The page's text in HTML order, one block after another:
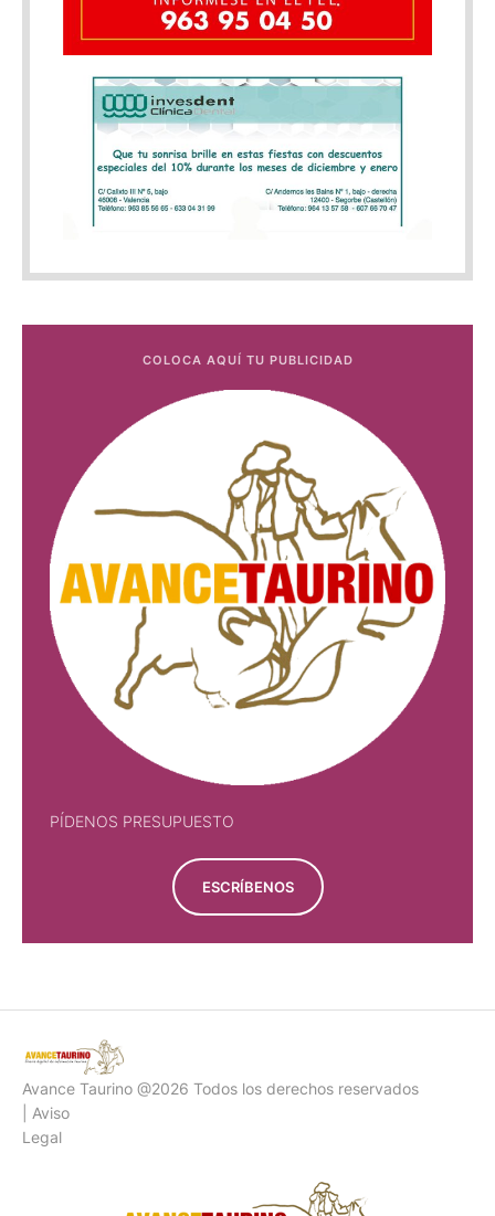
COLOCA AQUÍ TU PUBLICIDAD
PÍDENOS PRESUPUESTO
ESCRÍBENOS
Avance Taurino @2026 Todos los derechos reservados
| Aviso
Legal